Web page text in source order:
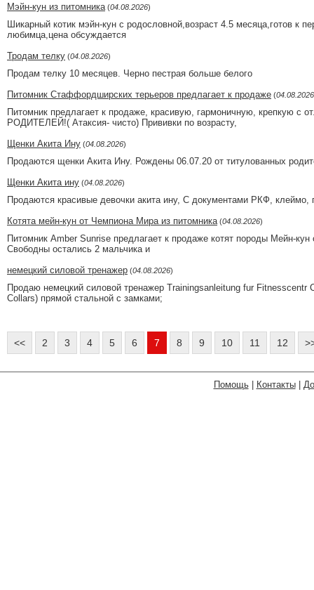
Мэйн-кун из питомника (04.08.2026)
Шикарный котик мэйн-кун с родословной,возраст 4.5 месяца,готов к
любимца,цена обсуждается
Тродам телку (04.08.2026)
Продам телку 10 месяцев. Черно пестрая больше белого
Питомник Стаффордширских терьеров предлагает к продаже (04.08.2026
Питомник предлагает к продаже, красивую, гармоничную,
РОДИТЕЛЕЙ!( Атаксия- чисто) Прививки по возрасту,
Щенки Акита Ину (04.08.2026)
Продаются щенки Акита Ину. Рождены 06.07.20 от титулованных
Щенки Акита ину (04.08.2026)
Продаются красивые девочки акита ину, С документами РКФ, клеймо,
Котята мейн-кун от Чемпиона Мира из питомника (04.08.2026)
Питомник Amber Sunrise предлагает к продаже котят породы Мейн-
Свободны остались 2 мальчика и
немецкий силовой тренажер (04.08.2026)
Продаю немецкий силовой тренажер Trainingsanleitung fur
Collars) прямой стальной с замками;
<< 2 3 4 5 6 7 8 9 10 11 12
Помощь| Контакты|